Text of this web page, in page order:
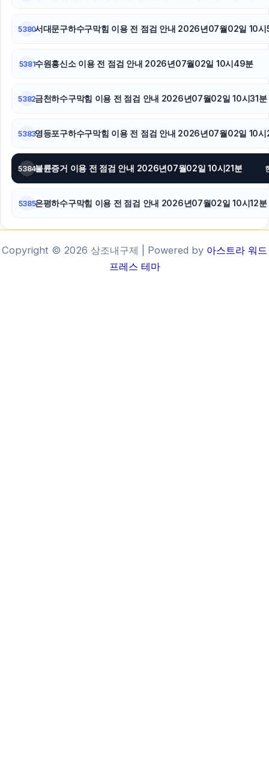
5380서대문구하수구막힘 이용 전 점검 안내 2026년07월02일 10
5381수원흥신소 이용 전 점검 안내 2026년07월02일 10시49분
5382금천하수구막힘 이용 전 점검 안내 2026년07월02일 10시31분
5383영등포구하수구막힘 이용 전 점검 안내 2026년07월02일 10
5384불륜증거 이용 전 점검 안내 2026년07월02일 10시21분
5385은평하수구막힘 이용 전 점검 안내 2026년07월02일 10시12분
Copyright © 2026 상조내구제 | Powered by 아스트라 워드
프레스 테마